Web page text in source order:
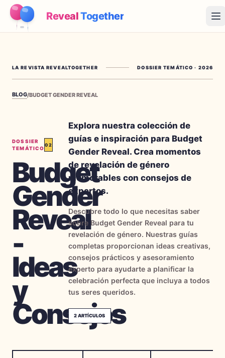
RevealTogether
Demo
Juegos
Precios
Planear la fiesta
Juegos, imprimibles e ideas prácticas gratis
Kit imprimible gratis
Herramientas Gratis
Temas
Iniciar Sesión
LA REVISTA REVEALTOGETHER DOSSIER TEMÁTICO · 2026
BLOG/BUDGET GENDER REVEAL
DOSSIER
TEMÁTICO
02
Budget
Gender
Reveal
-
Ideas
y
Consejos
Explora nuestra colección de
guías e inspiración para Budget
Gender Reveal. Crea momentos
de revelación de género
memorables con consejos de
expertos.
Descubre todo lo que necesitas saber
sobre Budget Gender Reveal para tu
revelación de género. Nuestras guías
completas proporcionan ideas creativas,
consejos prácticos y asesoramiento
experto para ayudarte a planificar la
celebración perfecta que incluya a todos
tus seres queridos.
2 ARTÍCULOS